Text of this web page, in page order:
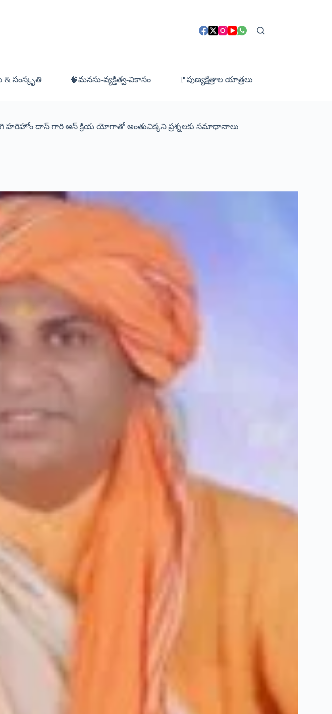
& సంస్కృతి 🧠మనసు-వ్యక్తిత్వ-వికాసం 🚩పుణ్యక్షేత్రాల యాత్రలు
హరిహోం దాస్ గారి ఆస్ క్రియ యోగాతో అంతుచిక్కని ప్రశ్నలకు సమాధానాలు